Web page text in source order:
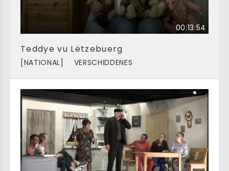
00:13:54
Teddye vu Lëtzebuerg
[NATIONAL] VERSCHIDDENES